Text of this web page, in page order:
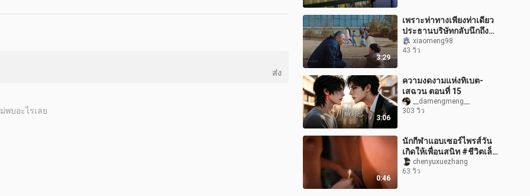
3:29
เพราะท่าทางเพียงท่าเดียว
ประธานบริษัทกลับนึกถึง
หลานชายแท้ๆ ของตัวเอง
“Kuaishou ตัดต่อซีรีส์เด็ด”
xiaomeng98
43 วิว
3:06
ความงดงามแห่งทิเบต-
เสฉวน ตอนที่ 15
__damengmeng__
303 วิว
0:46
นักกีฬาแอบเซอร์ไพรส์วัน
เกิดให้เพื่อนสนิท #ชีวิตเล็กๆ
#วันเกิด
chenyuxuezhang
63 วิว
ส่ง
พบอะไรเลย